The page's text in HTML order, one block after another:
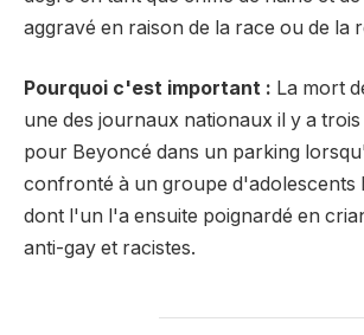
aggravé en raison de la race ou de la
Pourquoi c'est important : La mort
une des journaux nationaux il y a
pour Beyoncé dans un parking
confronté à un groupe d'adolescents
dont l'un l'a ensuite poignardé en
anti-gay et racistes.